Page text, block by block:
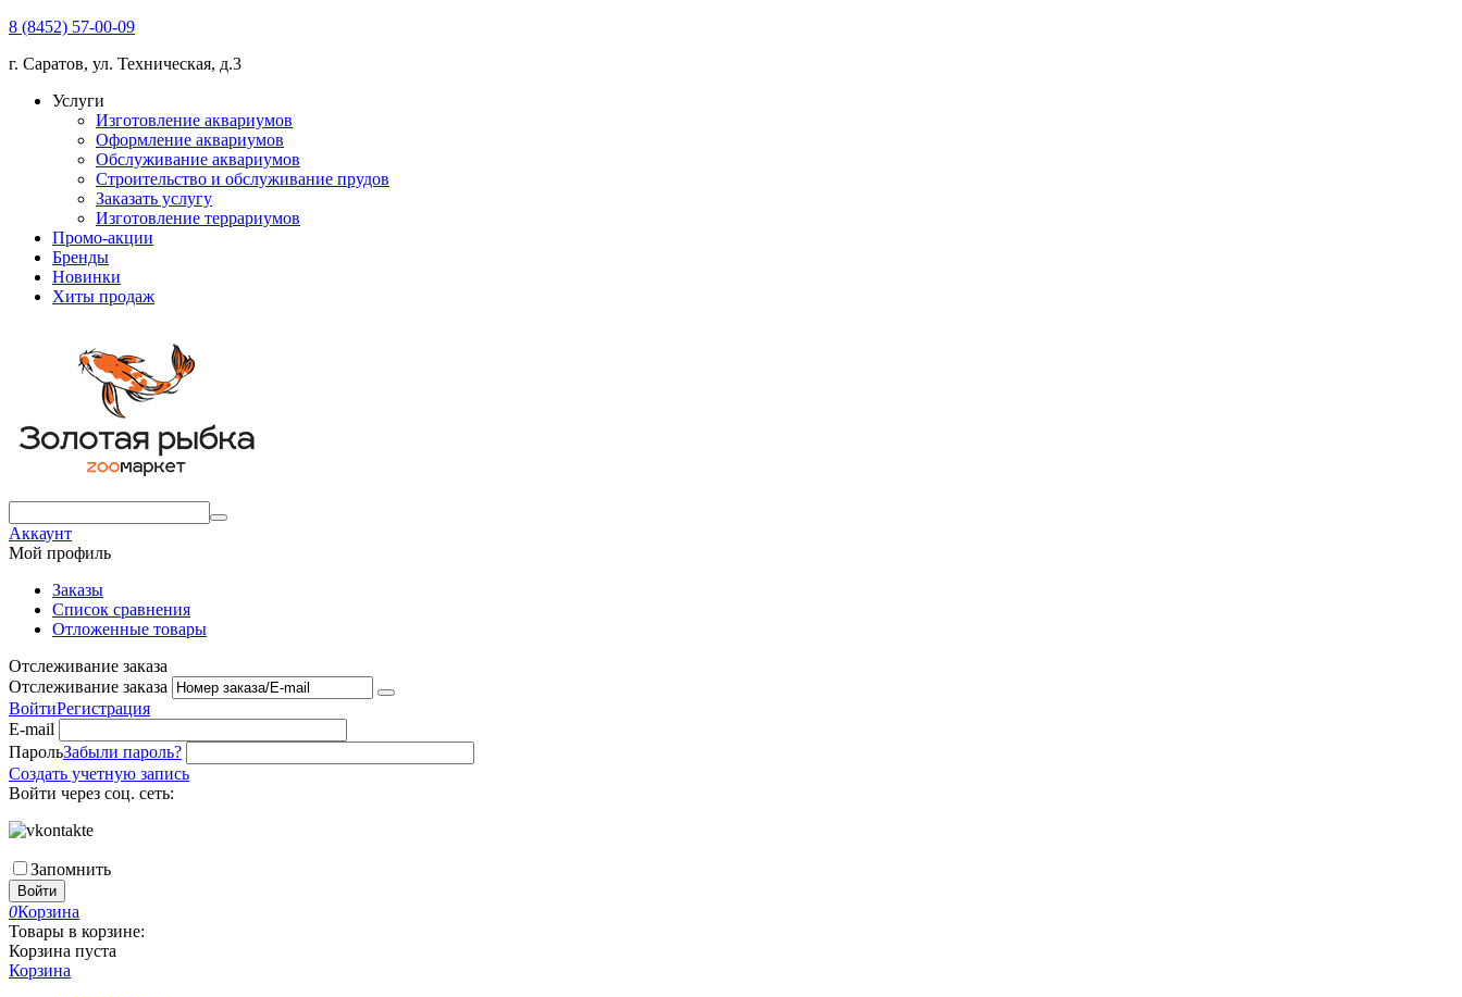
8 (8452) 57-00-09
г. Саратов, ул. Техническая, д.3
Услуги
Изготовление аквариумов
Оформление аквариумов
Обслуживание аквариумов
Строительство и обслуживание прудов
Заказать услугу
Изготовление террариумов
Промо-акции
Бренды
Новинки
Хиты продаж
Аккаунт
Мой профиль
Заказы
Список сравнения
Отложенные товары
Отслеживание заказа
Отслеживание заказа
ВойтиРегистрация
E-mail
ПарольЗабыли пароль?
Создать учетную запись
Войти через соц. сеть:
Запомнить
Войти
0Корзина
Товары в корзине:
Корзина пуста
Корзина